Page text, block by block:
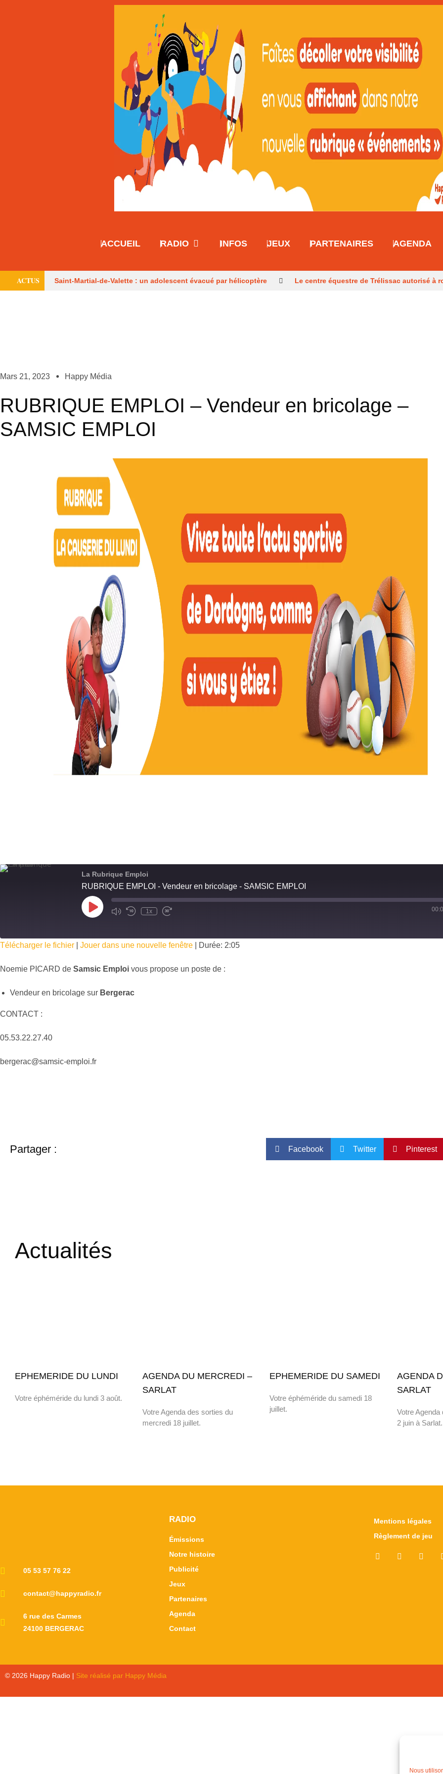
Nous
ACCUEIL RADIO INFOS JEUX PARTENAIRES AGENDA
ACTUS Saint-Martial-de-Valette : un adolescent évacué par hélicoptère Le centre équestre de Trélissac autorisé à
Mars 21, 2023 Happy Média
RUBRIQUE EMPLOI – Vendeur en bricolage –
SAMSIC EMPLOI
La Rubrique Emploi
RUBRIQUE EMPLOI - Vendeur en bricolage - SAMSIC EMPLOI
1x
Télécharger le fichier Jouer dans une nouvelle fenêtre Durée: 2:05
Noemie PICARD de Samsic Emploi vous propose un poste de :
Vendeur en bricolage sur Bergerac
CONTACT :
05.53.22.27.40
bergerac@samsic-emploi.fr
Partager : Facebook Twitter Pinterest
Actualités
EPHEMERIDE DU LUNDI
Votre éphéméride du lundi 3 août.
AGENDA DU MERCREDI –
SARLAT
Votre Agenda des sorties du
mercredi 18 juillet.
EPHEMERIDE DU SAMEDI
Votre éphéméride du samedi 18
juillet.
AGENDA
SARLAT
Votre
2 juin à Sarlat.
05 53 57 76 22
contact@happyradio.fr
6 rue des Carmes
24100 BERGERAC
RADIO
Émissions
Notre histoire
Publicité
Jeux
Partenaires
Agenda
Contact
Mentions légales
Règlement de jeu
© 2026 Happy Radio | Site réalisé par Happy Média